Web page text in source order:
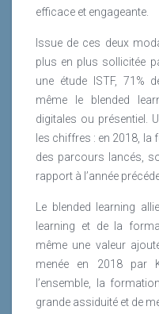
efficace et engageante.
Issue de ces deux
plus en plus sollicitée
une étude ISTF, 71%
même le blended
digitales ou présentiel.
les chiffres : en 2018, la
des parcours lancés,
rapport à l’année
Le blended learning
learning et de la
même une valeur
menée en 2018 par
l’ensemble, la
grande assiduité et de